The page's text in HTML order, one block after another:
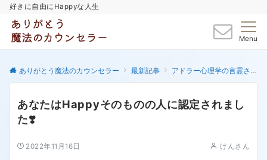
好きに自由にHappyな人生
Menu
ありがとう魔法のカウンセラー 最新記事 アドラー心理学の言霊さん達
あなたはHappyそのものの人に認定されまし
た❣️
2022年11月16日 けんさん